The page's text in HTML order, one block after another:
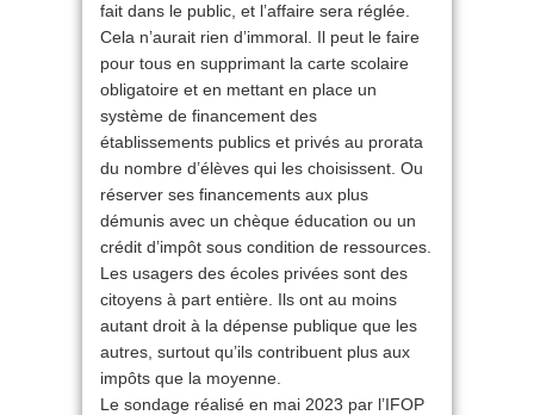
fait dans le public, et l’affaire sera réglée.
Cela n’aurait rien d’immoral. Il peut le faire
pour tous en supprimant la carte scolaire
obligatoire et en mettant en place un
système de financement des
établissements publics et privés au prorata
du nombre d’élèves qui les choisissent. Ou
réserver ses financements aux plus
démunis avec un chèque éducation ou un
crédit d’impôt sous condition de ressources.
Les usagers des écoles privées sont des
citoyens à part entière. Ils ont au moins
autant droit à la dépense publique que les
autres, surtout qu’ils contribuent plus aux
impôts que la moyenne.
Le sondage réalisé en mai 2023 par l’IFOP